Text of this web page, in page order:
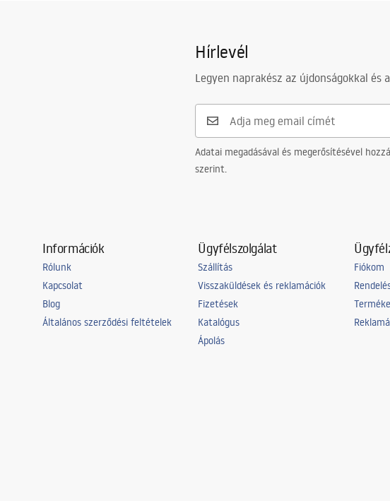
120 hónap az
Hírlevél
Legyen naprakész az újdonságokkal és
Adatai megadásával és megerősítésével
szerint.
Információk
Rólunk
Kapcsolat
Blog
Általános szerződési feltételek
Ügyfélszolgálat
Szállítás
Visszaküldések és reklamációk
Fizetések
Katalógus
Ápolás
Fiókom